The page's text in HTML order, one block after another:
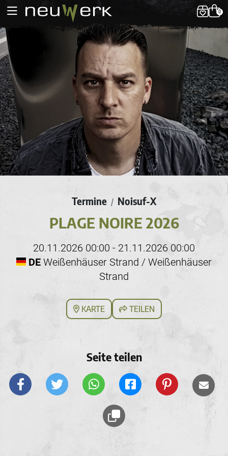
0
Termine / Noisuf-X
PLAGE NOIRE 2026
20.11.2026 00:00 - 21.11.2026 00:00
DE Weißenhäuser Strand / Weißenhäuser
Strand
KARTE TEILEN
Seite teilen